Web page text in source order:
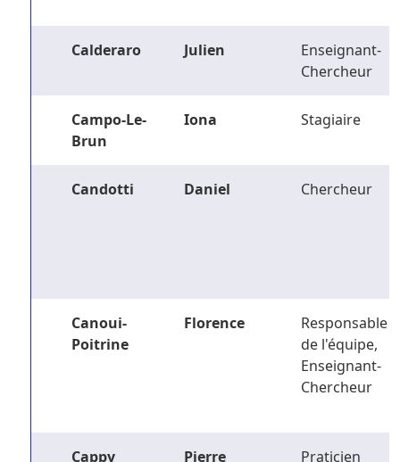
Calderaro Julien
Enseignant-
Chercheur
Campo-Le-
Brun
Iona Stagiaire
Candotti Daniel Chercheur
Canoui-
Poitrine
Florence
Responsable
de l'équipe,
Enseignant-
Chercheur
Cappy Pierre
Praticien